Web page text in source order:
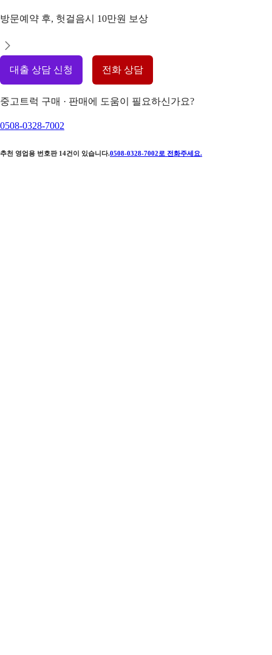
방문예약 후, 헛걸음시 10만원 보상
대출 상담 신청 전화 상담
중고트럭 구매 · 판매에 도움이 필요하신가요?
0508-0328-7002
추천 영업용 번호판 14건이 있습니다.0508-0328-7002 로 전화주세요.